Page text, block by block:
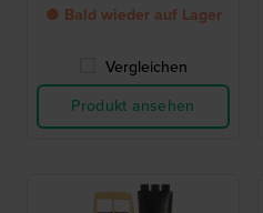
● Bald wieder auf Lager
Vergleichen
Produkt ansehen